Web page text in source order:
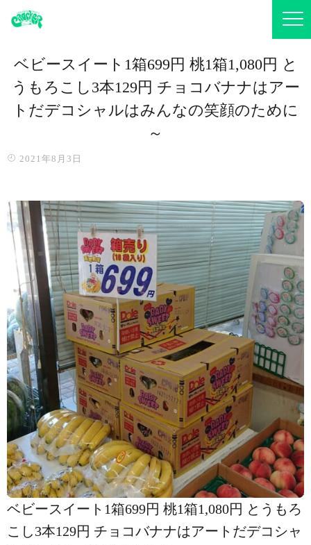
ベビースイート1箱699円 桃1箱1,080円 と
うもろこし3本129円 チョコバナナはアー
トだデコシャル️はみんなの笑顔のために
～️
2021年8月3日
ベビースイート1箱699円 桃1箱1,080円 とうもろ
こし3本129円 チョコバナナはアートだデコシャ